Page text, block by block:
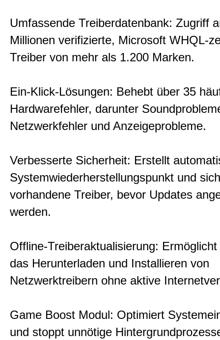
Umfassende Treiberdatenbank: Zugriff
Millionen verifizierte, Microsoft WHQL-
Treiber von mehr als 1.200 Marken.
Ein-Klick-Lösungen: Behebt über 35
Hardwarefehler, darunter
Netzwerkfehler und Anzeigeprobleme.
Verbesserte Sicherheit: Erstellt
Systemwiederherstellungspunkt und
vorhandene Treiber, bevor Updates
werden.
Offline-Treiberaktualisierung:
das Herunterladen und Installieren von
Netzwerktreibern ohne aktive
Game Boost Modul: Optimiert
und stoppt unnötige